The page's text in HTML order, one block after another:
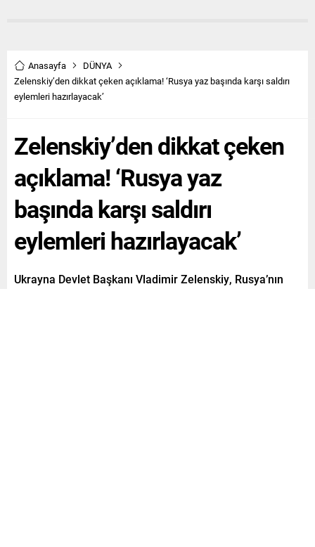
Anasayfa
DÜNYA
Zelenskiy’den dikkat çeken açıklama! ‘Rusya yaz başında karşı saldırı
eylemleri hazırlayacak’
Zelenskiy’den dikkat çeken
açıklama! ‘Rusya yaz
başında karşı saldırı
eylemleri hazırlayacak’
Ukrayna Devlet Başkanı Vladimir Zelenskiy, Rusya’nın